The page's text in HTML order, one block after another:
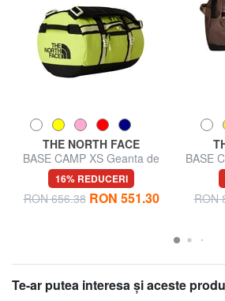
THE NORTH FACE
BASE CAMP XS Geanta de
voiaj/Rucsac
16% REDUCERI
RON 656.38 RON 551.30
BASE
RON
Te-ar putea interesa şi aceste